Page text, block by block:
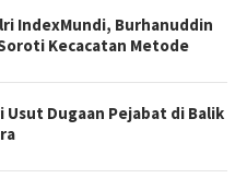
IndexMundi, Burhanuddin
Kecacatan Metode
Usut Dugaan Pejabat di Balik